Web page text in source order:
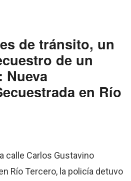
de tránsito, un
de un
Nueva
en Río
calle Carlos Gustavino
Río Tercero, la policía detuvo